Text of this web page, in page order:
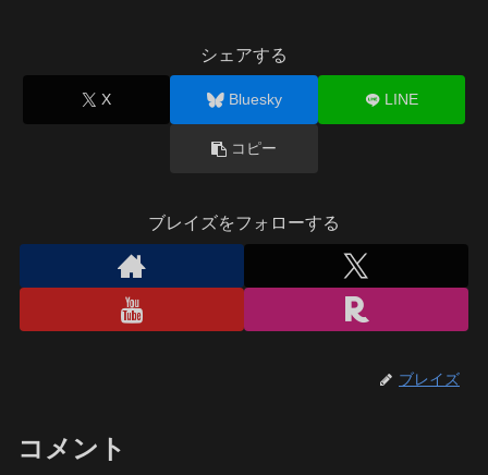
シェアする
X Bluesky LINE
コピー
ブレイズをフォローする
ブレイズ
コメント